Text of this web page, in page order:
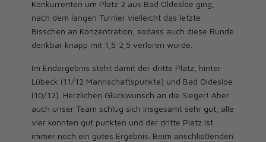
Konkurrenten um Platz 2 aus Bad Oldesloe ging,
nach dem langen Turnier vielleicht das letzte
Bisschen an Konzentration, sodass auch diese Runde
denkbar knapp mit 1,5:2,5 verloren wurde.
Im Endergebnis steht damit der dritte Platz, hinter
Lübeck (11/12 Mannschaftspunkte) und Bad Oldesloe
(10/12). Herzlichen Glückwunsch an die Sieger! Aber
auch unser Team schlug sich insgesamt sehr gut, alle
vier konnten gut punkten und der dritte Platz ist
immer noch ein gutes Ergebnis. Beim anschließenden